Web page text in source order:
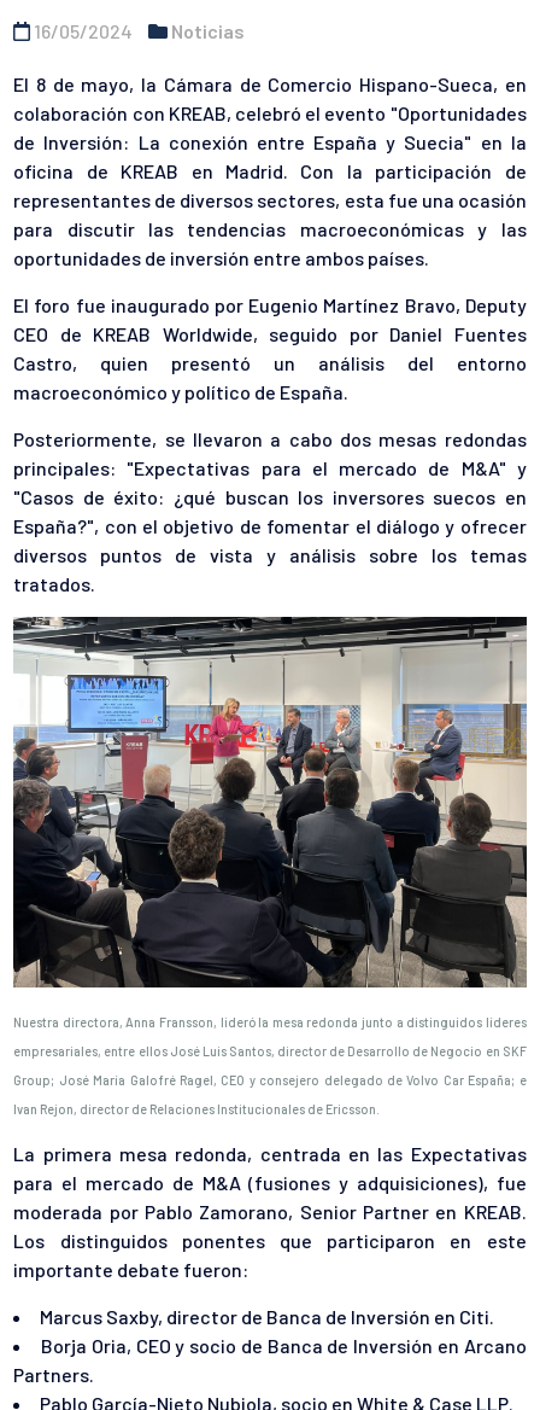
16/05/2024 Noticias
El 8 de mayo, la Cámara de Comercio Hispano-Sueca, en
colaboración con KREAB, celebró el evento "Oportunidades
de Inversión: La conexión entre España y Suecia" en la
oficina de KREAB en Madrid. Con la participación de
representantes de diversos sectores, esta fue una ocasión
para discutir las tendencias macroeconómicas y las
oportunidades de inversión entre ambos países.
El foro fue inaugurado por Eugenio Martínez Bravo, Deputy
CEO de KREAB Worldwide, seguido por Daniel Fuentes
Castro, quien presentó un análisis del entorno
macroeconómico y político de España.
Posteriormente, se llevaron a cabo dos mesas redondas
principales: "Expectativas para el mercado de M&A" y
"Casos de éxito: ¿qué buscan los inversores suecos en
España?", con el objetivo de fomentar el diálogo y ofrecer
diversos puntos de vista y análisis sobre los temas
tratados.
Nuestra directora, Anna Fransson, lideró la mesa redonda junto a distinguidos líderes
empresariales, entre ellos José Luis Santos, director de Desarrollo de Negocio en SKF
Group; José María Galofré Ragel, CEO y consejero delegado de Volvo Car España; e
Ivan Rejon, director de Relaciones Institucionales de Ericsson.
La primera mesa redonda, centrada en las Expectativas
para el mercado de M&A (fusiones y adquisiciones), fue
moderada por Pablo Zamorano, Senior Partner en KREAB.
Los distinguidos ponentes que participaron en este
importante debate fueron:
Marcus Saxby, director de Banca de Inversión en Citi.
Borja Oria, CEO y socio de Banca de Inversión en Arcano
Partners.
Pablo García-Nieto Nubiola, socio en White & Case LLP.